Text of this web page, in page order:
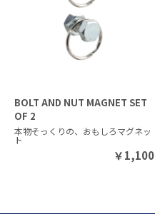
BOLT AND NUT MAGNET SET
OF 2
本物そっくりの、おもしろマグネッ
ト
￥1,100